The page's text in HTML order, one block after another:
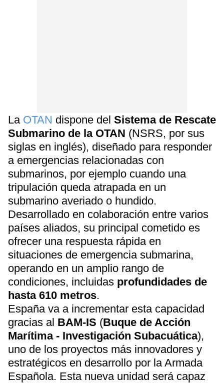
La OTAN dispone del Sistema de Rescate
Submarino de la OTAN (NSRS, por sus
siglas en inglés), diseñado para responder
a emergencias relacionadas con
submarinos, por ejemplo cuando una
tripulación queda atrapada en un
submarino averiado o hundido.
Desarrollado en colaboración entre varios
países aliados, su principal cometido es
ofrecer una respuesta rápida en
situaciones de emergencia submarina,
operando en un amplio rango de
condiciones, incluidas profundidades de
hasta 610 metros.
España va a incrementar esta capacidad
gracias al BAM-IS (Buque de Acción
Marítima - Investigación Subacuática),
uno de los proyectos más innovadores y
estratégicos en desarrollo por la Armada
Española. Esta nueva unidad será capaz